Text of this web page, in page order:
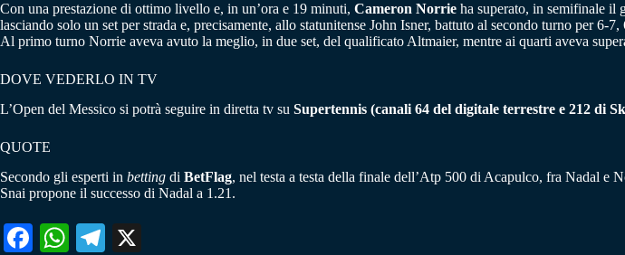
Con una prestazione di ottimo livello e, in un’ora e 19 minuti, Cameron Norrie ha superato, in semifinale il
lasciando solo un set per strada e, precisamente, allo statunitense John Isner, battuto al secondo turno per 6-7,
Al primo turno Norrie aveva avuto la meglio, in due set, del qualificato Altmaier, mentre ai quarti aveva
DOVE VEDERLO IN TV
L’Open del Messico si potrà seguire in diretta tv su Supertennis (canali 64 del digitale terrestre e 212 di
QUOTE
Secondo gli esperti in betting di BetFlag, nel testa a testa della finale dell’Atp 500 di Acapulco, fra Nadal e
Snai propone il successo di Nadal a 1.21.
Fa W
Te